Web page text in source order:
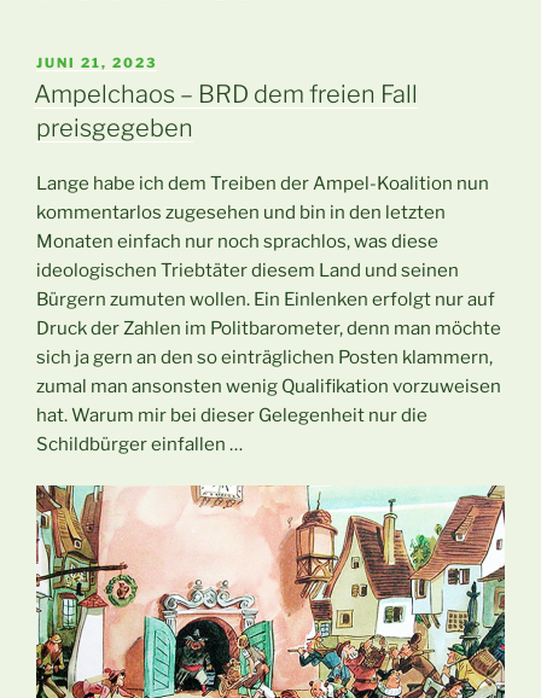
VERÖFFENTLICHT
AM
JUNI 21, 2023
Ampelchaos – BRD dem freien Fall
preisgegeben
Lange habe ich dem Treiben der Ampel-Koalition nun
kommentarlos zugesehen und bin in den letzten
Monaten einfach nur noch sprachlos, was diese
ideologischen Triebtäter diesem Land und seinen
Bürgern zumuten wollen. Ein Einlenken erfolgt nur auf
Druck der Zahlen im Politbarometer, denn man möchte
sich ja gern an den so einträglichen Posten klammern,
zumal man ansonsten wenig Qualifikation vorzuweisen
hat. Warum mir bei dieser Gelegenheit nur die
Schildbürger einfallen …